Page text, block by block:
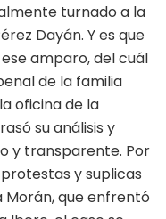
turnado a la
Dayán. Y es que
amparo, del cuál
de la familia
oficina de la
su análisis y
y transparente. Por
y suplicas
Morán, que enfrentó